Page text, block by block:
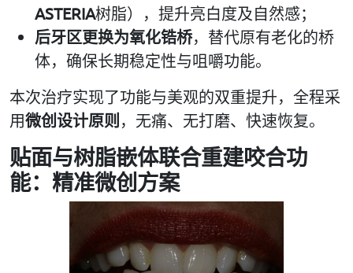
ASTERIA树脂），提升亮白度及自然感；
后牙区更换为氧化锆桥，替代原有老化的桥
体，确保长期稳定性与咀嚼功能。
本次治疗实现了功能与美观的双重提升，全程采
用微创设计原则 ，无痛、无打磨、快速恢复。
贴面与树脂嵌体联合重建咬合功
能：精准微创方案